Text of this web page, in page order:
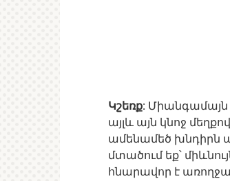
Կշեռք: Միանգամայն
այլև այն կնոջ
ամենամեծ խնդիրն
մտածում եք՝
հնարավոր է